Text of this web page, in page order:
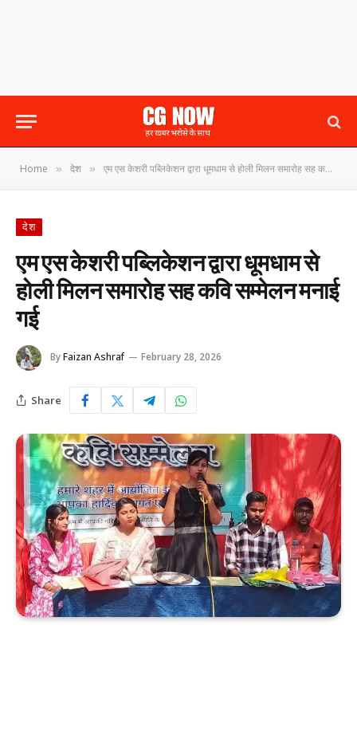
Home » देश » एम एस केशरी पब्लिकेशन द्वारा धूमधाम से होली मिलन समारोह सह कवि सम्मेलन मनाई गई
देश
एम एस केशरी पब्लिकेशन द्वारा धूमधाम से
होली मिलन समारोह सह कवि सम्मेलन मनाई
गई
ByFaizan Ashraf February 28, 2026
Share